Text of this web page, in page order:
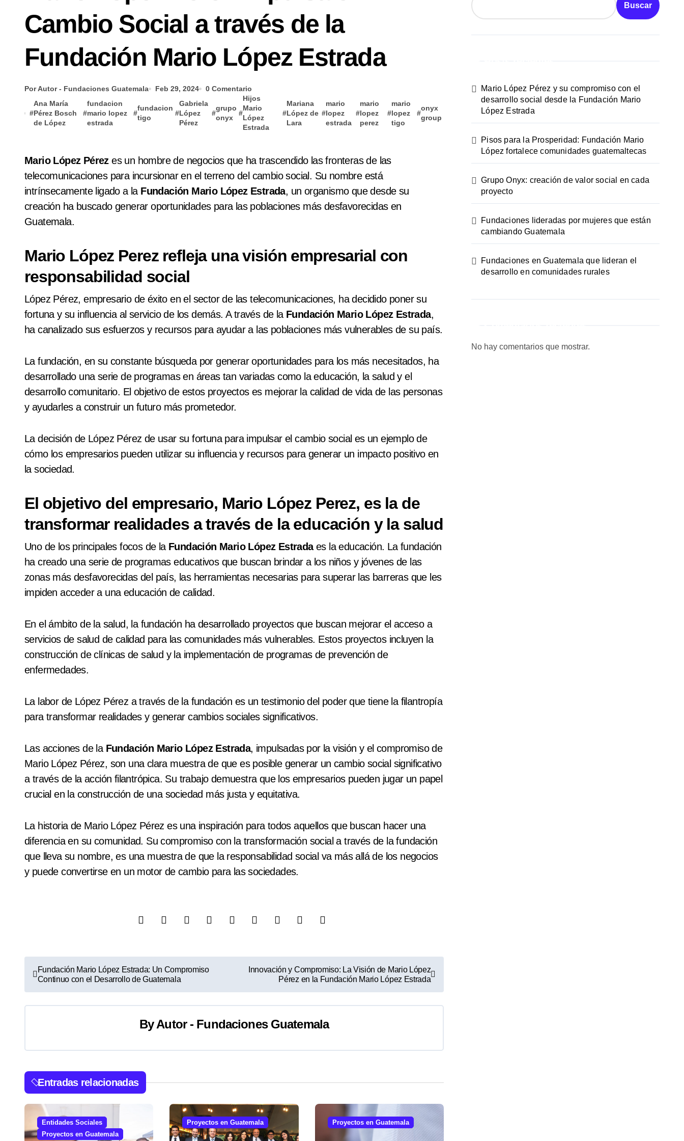
Cambio Social a través de la
Fundación Mario López Estrada
Por Autor - Fundaciones Guatemala Feb 29, 2024 0 Comentario
#
Ana María
Pérez Bosch
de López
#
fundacion
mario lopez
estrada
#
fundacion
tigo
#
Gabriela
López
Pérez
#
grupo
onyx
#
Hijos
Mario
López
Estrada
#
Mariana
López de
Lara
#
mario
lopez
estrada
#
mario
lopez
perez
#
mario
lopez
tigo
#
onyx
group
Mario López Pérezes un hombre de negocios que ha trascendido las fronteras de las
telecomunicaciones para incursionar en el terreno del cambio social. Su nombre está
intrínsecamente ligado a la Fundación Mario López Estrada, un organismo que desde su
creación ha buscado generar oportunidades para las poblaciones más desfavorecidas en
Guatemala.
Mario López Perez refleja una visión empresarial con
responsabilidad social
López Pérez, empresario de éxito en el sector de las telecomunicaciones, ha decidido poner su
fortuna y su influencia al servicio de los demás. A través de la Fundación Mario López Estrada,
ha canalizado sus esfuerzos y recursos para ayudar a las poblaciones más vulnerables de su país.
La fundación, en su constante búsqueda por generar oportunidades para los más necesitados, ha
desarrollado una serie de programas en áreas tan variadas como la educación, la salud y el
desarrollo comunitario. El objetivo de estos proyectos es mejorar la calidad de vida de las personas
y ayudarles a construir un futuro más prometedor.
La decisión de López Pérez de usar su fortuna para impulsar el cambio social es un ejemplo de
cómo los empresarios pueden utilizar su influencia y recursos para generar un impacto positivo en
la sociedad.
El objetivo del empresario, Mario López Perez, es la de
transformar realidades a través de la educación y la salud
Uno de los principales focos de la Fundación Mario López Estradaes la educación. La fundación
ha creado una serie de programas educativos que buscan brindar a los niños y jóvenes de las
zonas más desfavorecidas del país, las herramientas necesarias para superar las barreras que les
impiden acceder a una educación de calidad.
En el ámbito de la salud, la fundación ha desarrollado proyectos que buscan mejorar el acceso a
servicios de salud de calidad para las comunidades más vulnerables. Estos proyectos incluyen la
construcción de clínicas de salud y la implementación de programas de prevención de
enfermedades.
La labor de López Pérez a través de la fundación es un testimonio del poder que tiene la filantropía
para transformar realidades y generar cambios sociales significativos.
Las acciones de la Fundación Mario López Estrada, impulsadas por la visión y el compromiso de
Mario López Pérez, son una clara muestra de que es posible generar un cambio social significativo
a través de la acción filantrópica. Su trabajo demuestra que los empresarios pueden jugar un papel
crucial en la construcción de una sociedad más justa y equitativa.
La historia de Mario López Pérez es una inspiración para todos aquellos que buscan hacer una
diferencia en su comunidad. Su compromiso con la transformación social a través de la fundación
que lleva su nombre, es una muestra de que la responsabilidad social va más allá de los negocios
y puede convertirse en un motor de cambio para las sociedades.
N
a
v
g
a
c
i
ó
Fundación Mario López Estrada: Un Compromiso
Continuo con el Desarrollo de Guatemala
Innovación y Compromiso: La Visión de Mario López
Pérez en la Fundación Mario López Estrada
ByAutor - Fundaciones Guatemala
Entradas relacionadas
Entidades Sociales
Proyectos en Guatemala
Proyectos en Guatemala Proyectos en Guatemala
Buscar
Mario López Pérez y su compromiso con el
desarrollo social desde la Fundación Mario
López Estrada
Pisos para la Prosperidad: Fundación Mario
López fortalece comunidades guatemaltecas
Grupo Onyx: creación de valor social en cada
proyecto
Fundaciones lideradas por mujeres que están
cambiando Guatemala
Fundaciones en Guatemala que lideran el
desarrollo en comunidades rurales
No hay comentarios que mostrar.